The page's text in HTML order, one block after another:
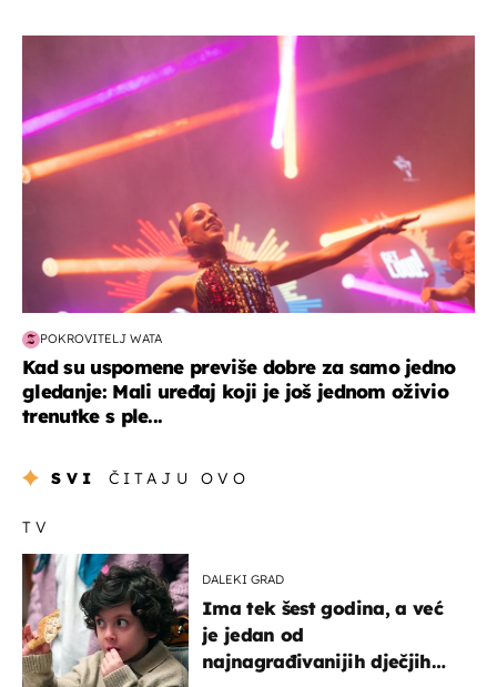
POKROVITELJ WATA
Kad su uspomene previše dobre za samo jedno
gledanje: Mali uređaj koji je još jednom oživio
trenutke s ple...
SVI ČITAJU OVO
TV
DALEKI GRAD
Ima tek šest godina, a već
je jedan od
najnagrađivanijih dječjih